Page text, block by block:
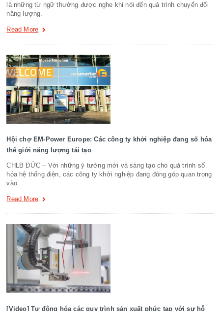
là những từ ngữ thường được nghe khi nói đến quá trình chuyển đổi
năng lượng.
Read More
Hội chợ EM-Power Europe: Các công ty khởi nghiệp đang số hóa
thế giới năng lượng tái tạo
CHLB ĐỨC – Với những ý tưởng mới và sáng tạo cho quá trình số
hóa hệ thống điện, các công ty khởi nghiệp đang đóng góp quan trọng
vào
Read More
[Video] Tự động hóa các quy trình sản xuất phức tạp với sự hỗ